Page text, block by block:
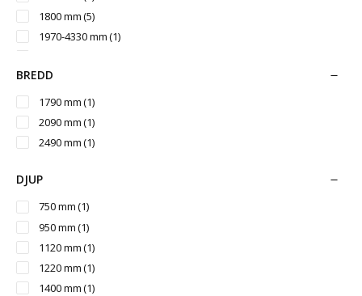
2400 l(2)
2700 l (1)
3100 l
1800 mm(5)
1970-4330 mm(1)
2000 mm
2160-4930 mm
2200 mm (6)
2500 mm (15)
2680-5550 mm
BREDD
1790 mm(1)
2090 mm(1)
2490 mm(1)
DJUP
750 mm(1)
950 mm(1)
1120 mm(1)
1220 mm(1)
1400 mm(1)